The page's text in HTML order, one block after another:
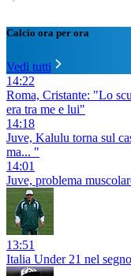
Calcio ora per ora
Vedi tutti
14:22
Roma, Cristante: "Lo
era tra me e lui"
14:18
Juve, Kalulu torna sul
ma... "
14:01
Juve, problema
13:51
Italia Under 21 nel